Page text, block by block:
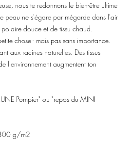
nous te redonnons le bien-être ultime
peau ne s'égare par mégarde dans l'air
douce et de tissu chaud.
chose - mais pas sans importance.
aux racines naturelles. Des tissus
l'environnement augmentent ton
Pompier" ou "repos du MINI
g/m2